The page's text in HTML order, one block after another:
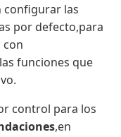
configurar las
por defecto,para
con
funciones que
control para los
,en